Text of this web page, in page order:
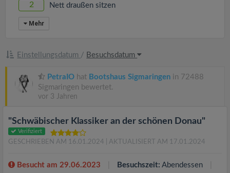
2 Nett draußen sitzen
Mehr
Einstellungsdatum / Besuchsdatum
PetraIO hat Bootshaus Sigmaringen in 72488
Sigmaringen bewertet.
vor 3 Jahren
"Schwäbischer Klassiker an der schönen Donau"
Verifiziert
GESCHRIEBEN AM 16.01.2024 | AKTUALISIERT AM 17.01.2024
Besucht am 29.06.2023 Besuchszeit: Abendessen